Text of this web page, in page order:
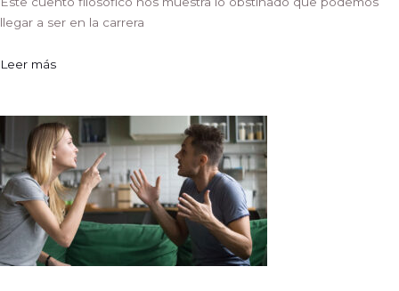
llegar a ser en la carrera
Leer más